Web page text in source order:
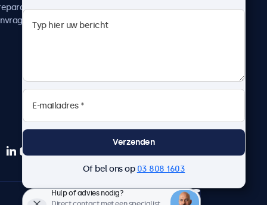
Werken bij Beetronics
Algemene voorwaarden
Nederlands
Verzenden
Of bel ons op 03 808 1603
Hulp of advies nodig?